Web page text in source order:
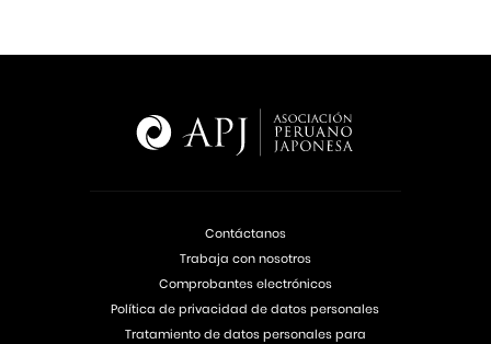
Contáctanos
Trabaja con nosotros
Comprobantes electrónicos
Política de privacidad de datos personales
Tratamiento de datos personales para